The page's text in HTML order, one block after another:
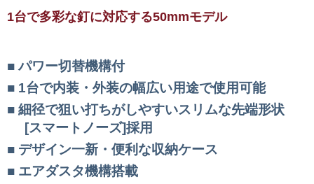
1台で多彩な釘に対応する50mmモデル
パワー切替機構付
1台で内装・外装の幅広い用途で使用可能
細径で狙い打ちがしやすいスリムな先端形状
[スマートノーズ]採用
デザイン一新・便利な収納ケース
エアダスタ機構搭載